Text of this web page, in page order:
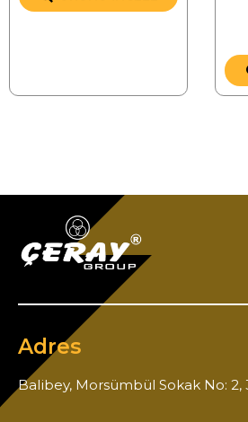
Adres
Balibey, Morsümbül Sokak No: